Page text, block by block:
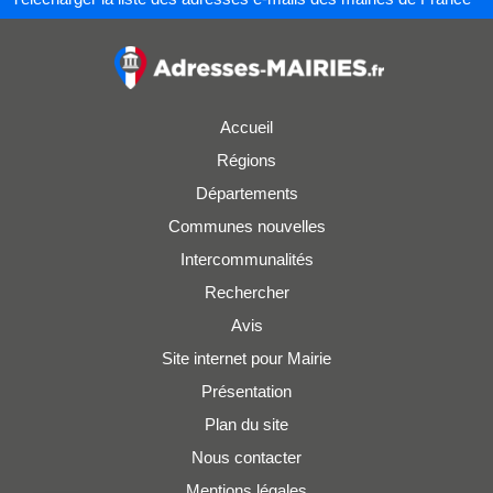
Accueil
Régions
Départements
Communes nouvelles
Intercommunalités
Rechercher
Avis
Site internet pour Mairie
Présentation
Plan du site
Nous contacter